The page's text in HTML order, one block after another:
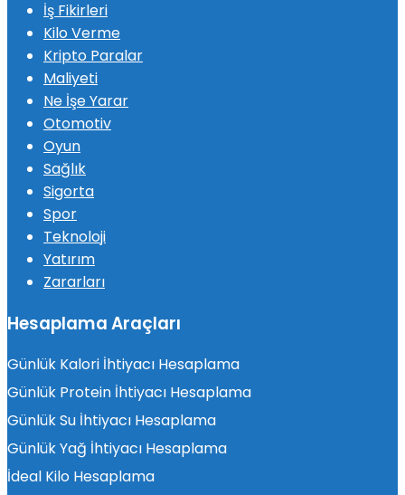
İş Fikirleri
Kilo Verme
Kripto Paralar
Maliyeti
Ne İşe Yarar
Otomotiv
Oyun
Sağlık
Sigorta
Spor
Teknoloji
Yatırım
Zararları
Hesaplama Araçları
Günlük Kalori İhtiyacı Hesaplama
Günlük Protein İhtiyacı Hesaplama
Günlük Su İhtiyacı Hesaplama
Günlük Yağ İhtiyacı Hesaplama
İdeal Kilo Hesaplama